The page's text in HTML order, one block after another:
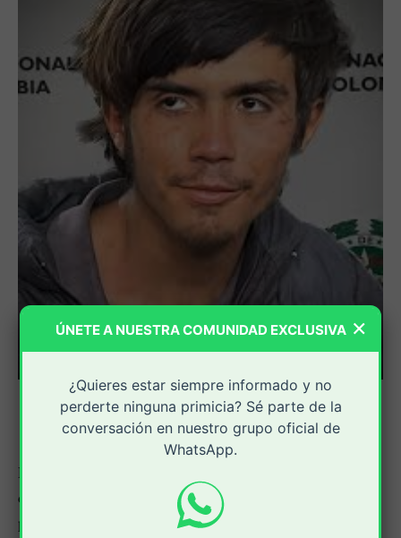
La Fiscalía General de la Nación presentó ante un juez
de control de garantías a Andrés Josué Vargas Jaimes
por su presunta responsabilidad en la agresión a un
×
ÚNETE A NUESTRA COMUNIDAD EXCLUSIVA
¿Quieres estar siempre informado y no
perderte ninguna primicia? Sé parte de la
conversación en nuestro grupo oficial de
WhatsApp.